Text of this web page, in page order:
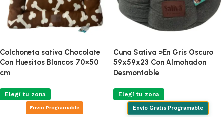
Colchoneta sativa Chocolate
Con Huesitos Blancos 70×50
cm
Elegí tu zona
Envio Programable
Cuna Sativa >En Gris Oscuro
59x59x23 Con Almohadon
Desmontable
Elegí tu zona
Envío Gratis Programable